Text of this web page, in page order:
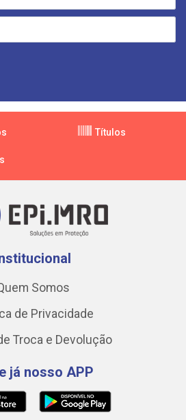
Títulos
Somos
de Privacidade
Troca e Devolução
já nosso APP